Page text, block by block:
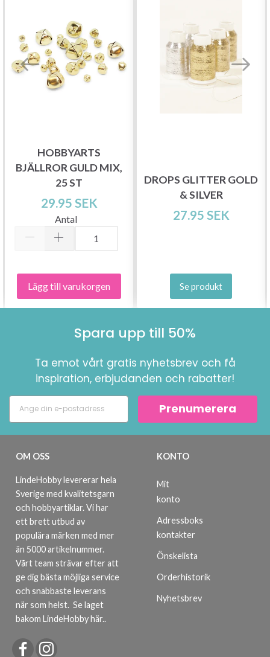
HOBBYARTS
BJÄLLROR GULD MIX,
25 ST
29.95 SEK
Antal
Lägg till varukorgen
DROPS GLITTER GOLD
& SILVER
27.95 SEK
Se produkt
Spara upp till 50%
Ta emot vårt gratis nyhetsbrev och få
inspiration, erbjudanden och rabatter!
Prenumerera
OM OSS
LindeHobby levererar hela
Sverige med kvalitetsgarn
och hobbyartiklar. Vi har
ett brett utbud av
populära märken med mer
än 5000 artikelnummer.
Vårt team strävar efter att
ge dig bästa möjliga service
och snabbaste leverans
när som helst. Se laget
bakom LindeHobby här..
KONTO
Mit
konto
Adressboks
kontakter
Önskelista
Orderhistorik
Nyhetsbrev
Spara upp till 50%!
exklusiv tillgång till inspirerande
stickmönster och specialerbjudanden!
Prenumerera
Nej tack